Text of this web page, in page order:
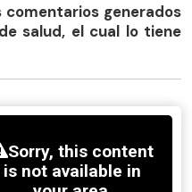
generados
salud, el cual lo tiene